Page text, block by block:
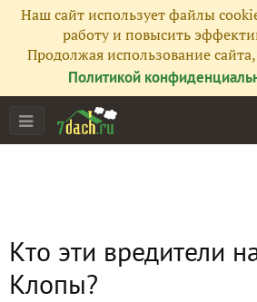
Наш сайт использует файлы
работу и повысить
Продолжая использование
Политикой
Кто эти вредители
Клопы?